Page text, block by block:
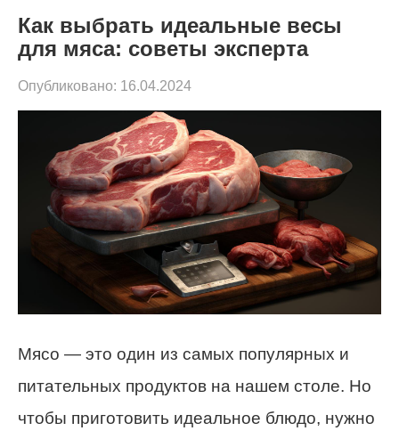
Как выбрать идеальные весы
для мяса: советы эксперта
Опубликовано: 16.04.2024
Мясо — это один из самых популярных и
питательных продуктов на нашем столе. Но
чтобы приготовить идеальное блюдо, нужно